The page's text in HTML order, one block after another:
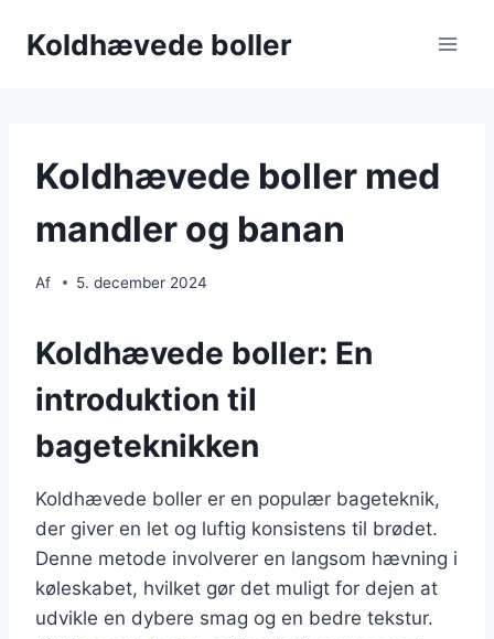
Koldhævede boller
Koldhævede boller med
mandler og banan
Af 5. december 2024
Koldhævede boller: En
introduktion til
bageteknikken
Koldhævede boller er en populær bageteknik,
der giver en let og luftig konsistens til brødet.
Denne metode involverer en langsom hævning i
køleskabet, hvilket gør det muligt for dejen at
udvikle en dybere smag og en bedre tekstur.